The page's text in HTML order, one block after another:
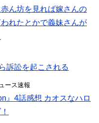
ん坊を見れば嫁さんの
れたとかで義妹さんが
訴訟を起こされる
ース速報
』4話感想 カオスなハロ